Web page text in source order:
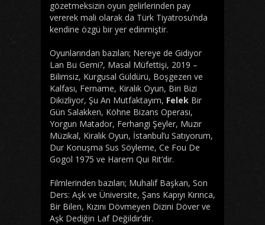
gözetmeksizin oyun gelirlerinden pay
vererek mali olarak da Türk Tiyatrosu’nda
kendine özgü bir yer edinmiştir.
Oyunlarından bazıları; Nereye de Gidiyor
Lan Bu Gemi?, Masal Müfettişi, 2019 –
Bilimsiz, Kurgusal Güldürü, Boşgezen ve
Kalfası, Fername, Kiralık Oyun, Biri Bizi
Dikizliyor, Şu An Mutfaktayım, Felek Bir
Gün Salakken, Köhne Bizans Operası,
Yorgun Matador, Ferhangi Şeyler, Muzır
Müzikal, Kiralık Oyun, İstanbul’u Satıyorum,
Dur Konuşma Sus Söyleme, Ce Fou De
Gogol 1975 ve Harem Qui Rit’dir.
Filmlerinden bazıları; Muhalif Başkan, Son
Ders: Aşk ve Üniversite, Şans Kapıyı Kırınca,
Bir Bilen, Kızını Dövmeyen Dizini Döver ve
Aşk Dediğin Laf Değildir’dir.